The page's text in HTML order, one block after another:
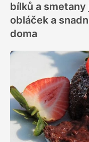
bílků a
obláček a
doma